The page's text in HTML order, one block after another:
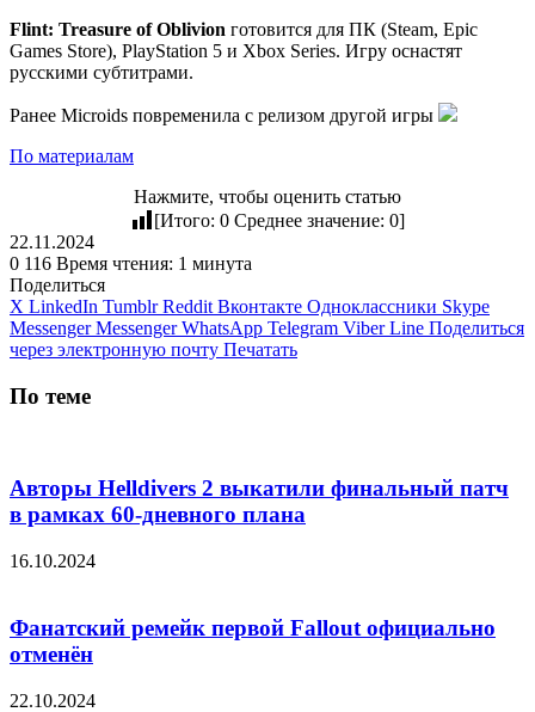
Flint: Treasure of Oblivion готовится для ПК (Steam, Epic
Games Store), PlayStation 5 и Xbox Series. Игру оснастят
русскими субтитрами.
Ранее Microids повременила с релизом другой игры
По материалам
Нажмите, чтобы оценить статью
[Итого: 0 Среднее значение: 0]
22.11.2024
0 116 Время чтения: 1 минута
Поделиться
X LinkedIn Tumblr Reddit Вконтакте Одноклассники Skype
Messenger Messenger WhatsApp Telegram Viber Line Поделиться
через электронную почту Печатать
По теме
Авторы Helldivers 2 выкатили финальный патч
в рамках 60-дневного плана
16.10.2024
Фанатский ремейк первой Fallout официально
отменён
22.10.2024